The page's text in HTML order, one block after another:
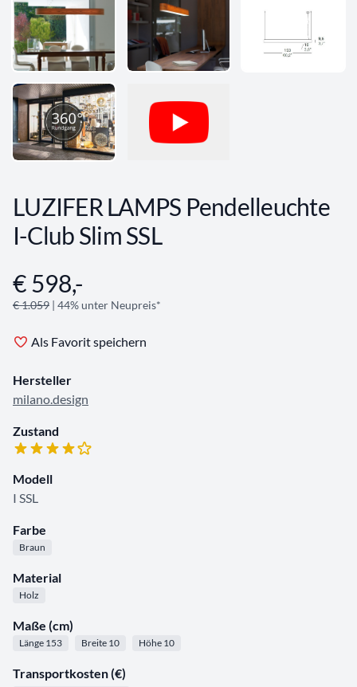
LUZIFER LAMPS Pendelleuchte
I-Club Slim SSL
Angebotsinformationen
€ 598,-
€ 1.059 | 44% unter Neupreis*
Als Favorit speichern
Hersteller
milano.design
Zustand
Modell
I SSL
Farbe
Braun
Material
Holz
Maße (cm)
Länge 153 Breite 10 Höhe 10
Transportkosten (€)